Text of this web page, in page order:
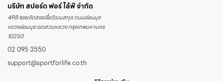
บริษัท สปอร์ต ฟอร์ ไล้ฟ์ จำกัด
498 ซอยจัดสรรเอื้อวัฒนสกุล ถนนอ่อนนุช
แขวงอ่อนนุช เขตสวนหลวง กรุงเทพมหานคร
10250
02 095 3550
support@sportforlife.co.th